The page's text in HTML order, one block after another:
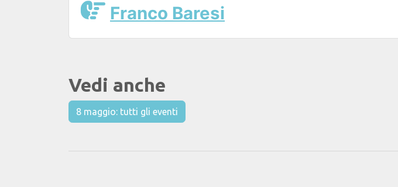
Franco Baresi
Vedi anche
8 maggio: tutti gli eventi